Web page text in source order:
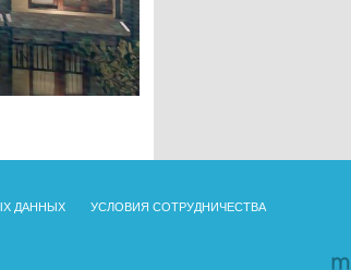
ДАННЫХ УСЛОВИЯ СОТРУДНИЧЕСТВА